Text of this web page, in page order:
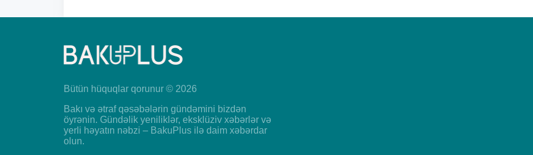
Bütün hüquqlar qorunur © 2026
Bakı və ətraf qəsəbələrin gündəmini bizdən
öyrənin. Gündəlik yeniliklər, eksklüziv xəbərlər və
yerli həyatın nəbzi – BakuPlus ilə daim xəbərdar
olun.